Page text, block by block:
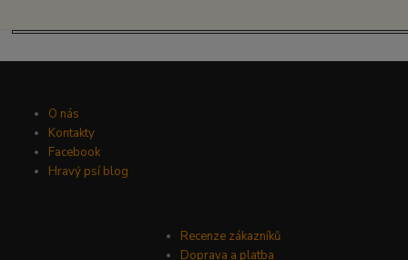
O nás
Kontakty
Facebook
Hravý psí blog
Recenze zákazníků
Doprava a platba